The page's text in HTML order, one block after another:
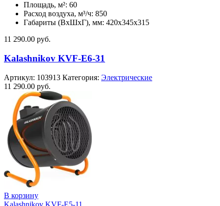
Площадь, м²: 60
Расход воздуха, м³/ч: 850
Габариты (ВхШхГ), мм: 420x345x315
11 290.00 руб.
Kalashnikov KVF-E6-31
Артикул: 103913 Категория: Электрические
11 290.00 руб.
В корзину
Kalashnikov KVF-E5-11